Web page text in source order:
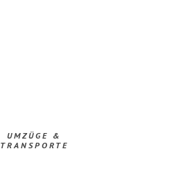
UMZÜGE &
TRANSPORTE